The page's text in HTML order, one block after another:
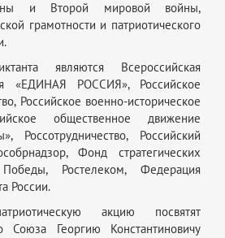
и Второй мировой войны,
грамотности и патриотического
являются Всероссийская
«ЕДИНАЯ РОССИЯ», Российское
Российское военно-историческое
общественное движение
Россотрудничество, Российский
Фонд стратегических
Ростелеком, Федерация
России.
акцию посвятят
Союза Георгию Константиновичу